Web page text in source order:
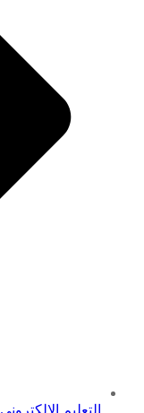
التعليم الالكتروني